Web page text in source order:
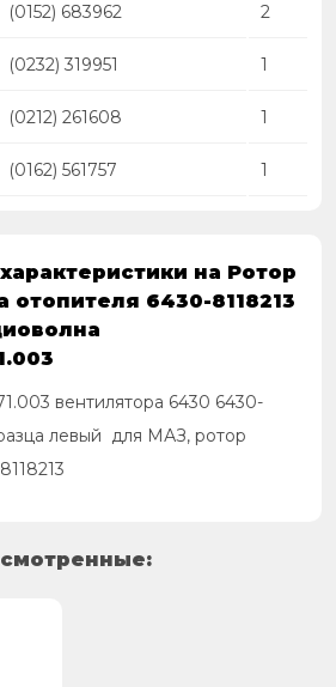
(0152) 683962 2
(0232) 319951 1
(0212) 261608 1
(0162) 561757 1
на Ротор
отопителя 6430-8118213
вентилятора 6430 6430-
левый для МАЗ, ротор